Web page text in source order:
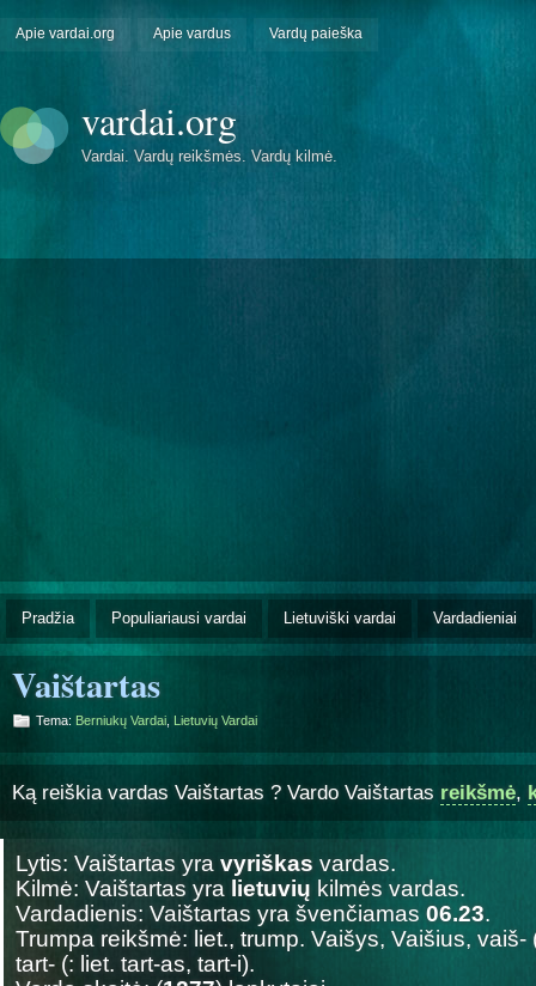
Apie vardai.org Apie vardus Vardų paieška
vardai.org
Vardai. Vardų reikšmės. Vardų kilmė.
Pradžia Populiariausi vardai Lietuviški vardai Vardadieniai
Vaištartas
Tema: Berniukų Vardai Lietuvių Vardai
Ką reiškia vardas Vaištartas ? Vardo Vaištartas reikšmė,
Lytis: Vaištartas yra vyriškas vardas.
Kilmė: Vaištartas yra lietuvių kilmės vardas.
Vardadienis: Vaištartas yra švenčiamas 06.23.
Trumpa reikšmė: liet., trump. Vaišys, Vaišius, vaiš-
tart- (: liet. tart-as, tart-i).